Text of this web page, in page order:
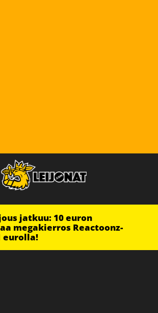
jatkuu: 10 euron
megakierros Reactoonz-
eurolla!